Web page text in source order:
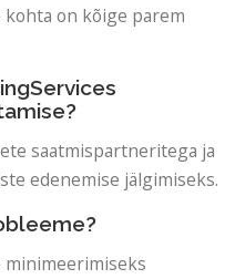
on kõige parem
saatmispartneritega ja
edenemise jälgimiseks.
minimeerimiseks